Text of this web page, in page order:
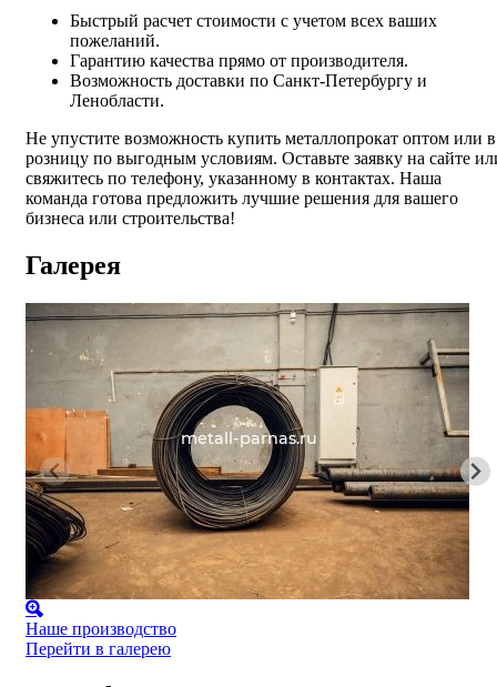
Быстрый расчет стоимости с учетом всех ваших
пожеланий.
Гарантию качества прямо от производителя.
Возможность доставки по Санкт-Петербургу и
Ленобласти.
Не упустите возможность купить металлопрокат оптом или в
розницу по выгодным условиям. Оставьте заявку на сайте
свяжитесь по телефону, указанному в контактах. Наша
команда готова предложить лучшие решения для вашего
бизнеса или строительства!
Галерея
Наше производство
Перейти в галерею